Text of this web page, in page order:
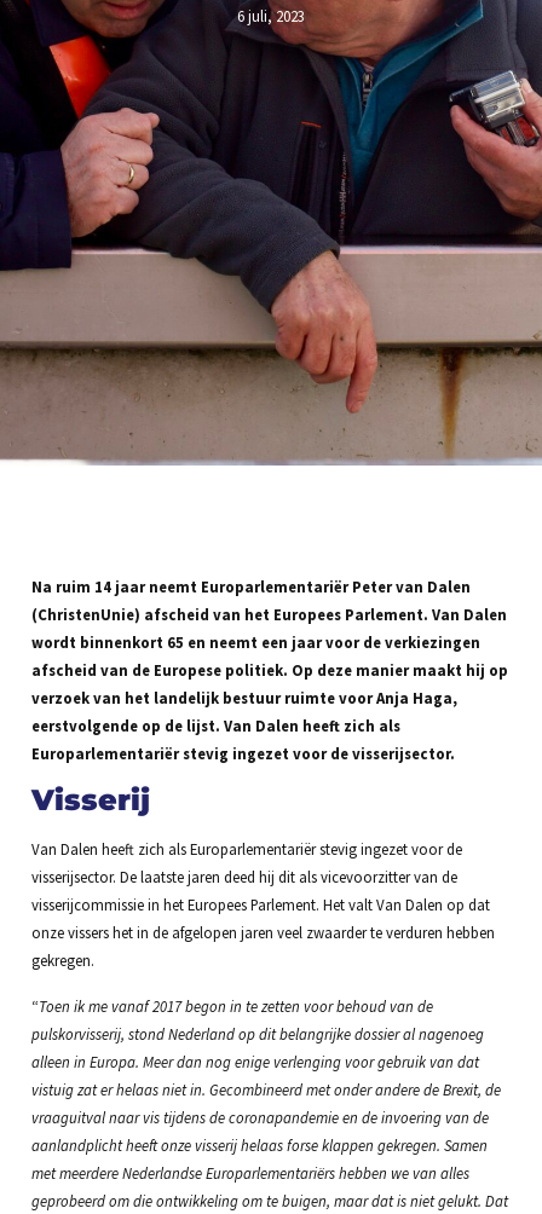
6 juli, 2023
Na ruim 14 jaar neemt Europarlementariër Peter van Dalen
(ChristenUnie) afscheid van het Europees Parlement. Van Dalen
wordt binnenkort 65 en neemt een jaar voor de verkiezingen
afscheid van de Europese politiek. Op deze manier maakt hij op
verzoek van het landelijk bestuur ruimte voor Anja Haga,
eerstvolgende op de lijst. Van Dalen heeft zich als
Europarlementariër stevig ingezet voor de visserijsector.
Visserij
Van Dalen heeft zich als Europarlementariër stevig ingezet voor de
visserijsector. De laatste jaren deed hij dit als vicevoorzitter van de
visserijcommissie in het Europees Parlement. Het valt Van Dalen op dat
onze vissers het in de afgelopen jaren veel zwaarder te verduren hebben
gekregen.
“Toen ik me vanaf2017 begon in te zetten voor behoud van de
pulskorvisserij, stond Nederland op dit belangrijke dossier al nagenoeg
alleen in Europa. Meer dan nog enige verlenging voor gebruik van dat
vistuig zat er helaas niet in. Gecombineerd met onder andere de Brexit, de
vraaguitval naar vis tijdens de coronapandemie en de invoering van de
aanlandplicht heeft onze visserij helaas forse klappen gekregen. Samen
met meerdere Nederlandse Europarlementariërs hebben we van alles
geprobeerd om die ontwikkeling om te buigen, maar dat is niet gelukt. Dat